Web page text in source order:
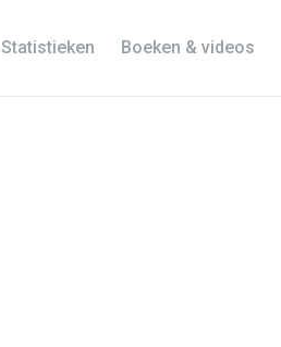
Statistieken Boeken & videos